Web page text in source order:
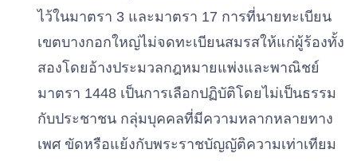
ไว้ในมาตรา 3 และมาตรา 17 การที่นายทะเบียน
เขตบางกอกใหญ่ไม่จดทะเบียนสมรสให้แก่ผู้ร้องทั้ง
สองโดยอ้างประมวลกฎหมายแพ่งและพาณิชย์
มาตรา 1448 เป็นการเลือกปฏิบัติโดยไม่เป็นธรรม
กับประชาชน กลุ่มบุคคลที่มีความหลากหลายทาง
เพศ ขัดหรือแย้งกับพระราชบัญญัติความเท่าเทียม